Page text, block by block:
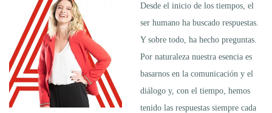
Desde el inicio de los tiempos, el
ser humano ha buscado respuestas.
Y sobre todo, ha hecho preguntas.
Por naturaleza nuestra esencia es
basarnos en la comunicación y el
diálogo y, con el tiempo, hemos
tenido las respuestas siempre cada